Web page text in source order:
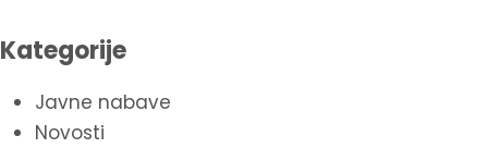
Kategorije
Javne nabave
Novosti